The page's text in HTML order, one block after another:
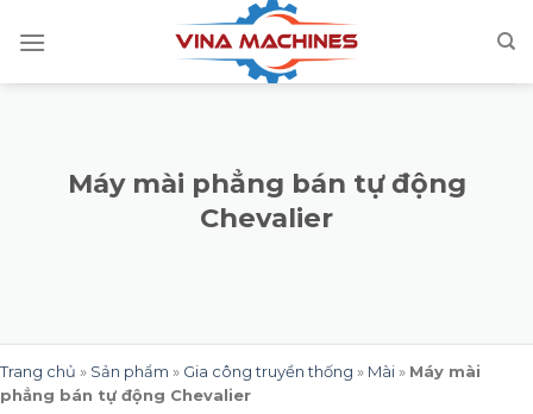
Máy mài phẳng bán tự động
Chevalier
Trang chủ » Sản phẩm » Gia công truyền thống » Mài » Máy mài
phẳng bán tự động Chevalier